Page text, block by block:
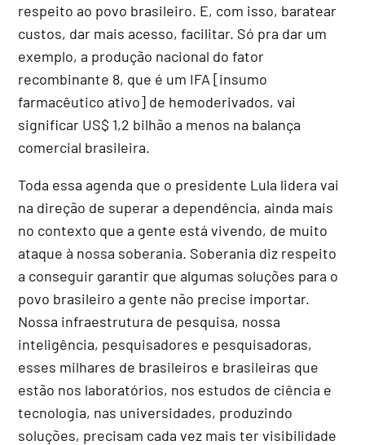
respeito ao povo brasileiro. E, com isso, baratear
custos, dar mais acesso, facilitar. Só pra dar um
exemplo, a produção nacional do fator
recombinante 8, que é um IFA [insumo
farmacêutico ativo] de hemoderivados, vai
significar US$ 1,2 bilhão a menos na balança
comercial brasileira.
Toda essa agenda que o presidente Lula lidera vai
na direção de superar a dependência, ainda mais
no contexto que a gente está vivendo, de muito
ataque à nossa soberania. Soberania diz respeito
a conseguir garantir que algumas soluções para o
povo brasileiro a gente não precise importar.
Nossa infraestrutura de pesquisa, nossa
inteligência, pesquisadores e pesquisadoras,
esses milhares de brasileiros e brasileiras que
estão nos laboratórios, nos estudos de ciência e
tecnologia, nas universidades, produzindo
soluções, precisam cada vez mais ter visibilidade